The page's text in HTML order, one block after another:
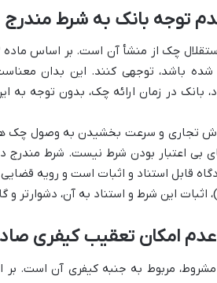
باشد، توجهی کنند. این بدان
بانک در زمان ارائه چک، بدون توجه به
تجاری و سرعت بخشیدن به وصول چک
بی اعتبار بودن شرط نیست. شرط مندرج
قابل استناد و اثبات است و رویه قضایی
این شرط و استناد به آن، دشوارتر